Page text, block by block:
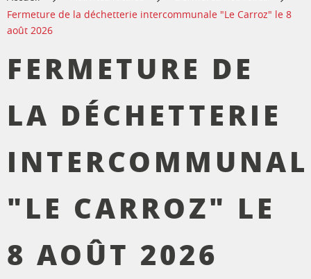
Fermeture de la déchetterie intercommunale "Le Carroz" le 8
août 2026
FERMETURE DE
LA DÉCHETTERIE
"LE CARROZ" LE
8 AOÛT 2026